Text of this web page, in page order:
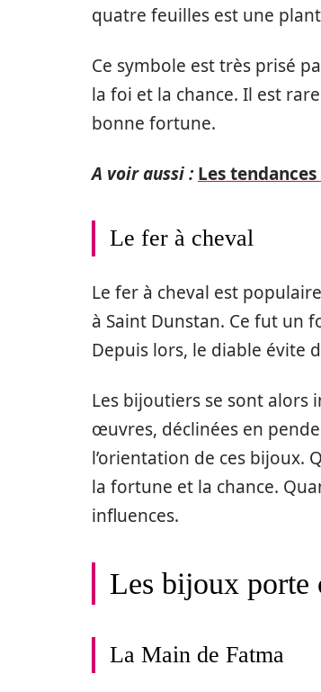
quatre feuilles est une
Ce symbole est très prisé
la foi et la chance. Il est
bonne fortune.
A voir aussi : Les
Le fer à cheval
Le fer à cheval est
à Saint Dunstan. Ce fut un
Depuis lors, le diable évite
Les bijoutiers se sont alors
œuvres, déclinées en
l’orientation de ces bijoux.
la fortune et la chance.
influences.
Les bijoux porte
La Main de Fatma